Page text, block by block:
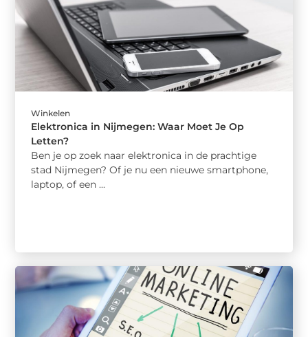
Winkelen
Elektronica in Nijmegen: Waar Moet Je Op
Letten?
Ben je op zoek naar elektronica in de prachtige
stad Nijmegen? Of je nu een nieuwe smartphone,
laptop, of een ...